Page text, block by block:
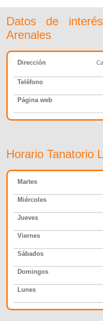
Datos de
Arenales
Dirección
Teléfono
Página web
Horario Tanatorio
Martes
Miércoles
Jueves
Viernes
Sábados
Domingos
Lunes